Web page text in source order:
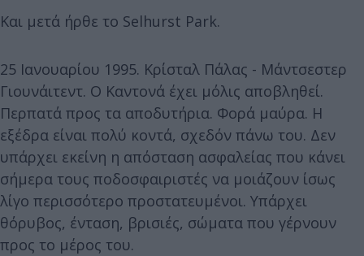
Και μετά ήρθε το Selhurst Park.
25 Ιανουαρίου 1995. Κρίσταλ Πάλας - Μάντσεστερ
Γιουνάιτεντ. Ο Καντονά έχει μόλις αποβληθεί.
Περπατά προς τα αποδυτήρια. Φορά μαύρα. Η
εξέδρα είναι πολύ κοντά, σχεδόν πάνω του. Δεν
υπάρχει εκείνη η απόσταση ασφαλείας που κάνει
σήμερα τους ποδοσφαιριστές να μοιάζουν ίσως
λίγο περισσότερο προστατευμένοι. Υπάρχει
θόρυβος, ένταση, βρισιές, σώματα που γέρνουν
προς το μέρος του.